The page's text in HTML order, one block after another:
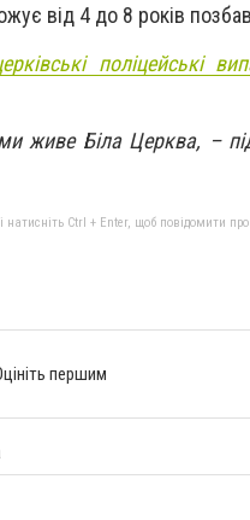
від 4 до 8 років
поліцейські
живе Біла Церква, –
Ctrl + Enter, щоб повідомити
першим